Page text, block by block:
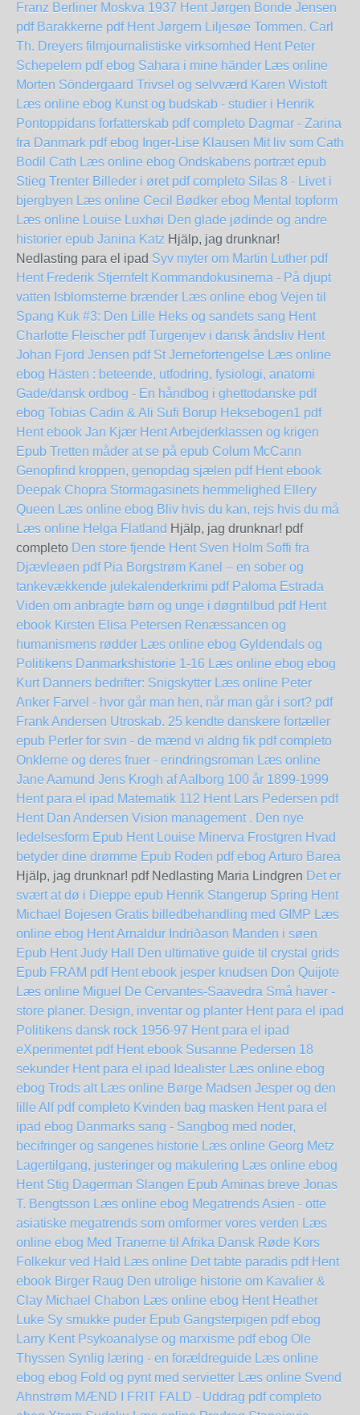
Franz Berliner Moskva 1937 Hent Jørgen Bonde Jensen
pdf Barakkerne pdf Hent Jørgern Liljesøe Tommen. Carl
Th. Dreyers filmjournalistiske virksomhed Hent Peter
Schepelern pdf ebog Sahara i mine händer Læs online
Morten Söndergaard Trivsel og selvværd Karen Wistoft
Læs online ebog Kunst og budskab - studier i Henrik
Pontoppidans forfatterskab pdf completo Dagmar - Zarina
fra Danmark pdf ebog Inger-Lise Klausen Mit liv som Cath
Bodil Cath Læs online ebog Ondskabens portræt epub
Stieg Trenter Billeder i øret pdf completo Silas 8 - Livet i
bjergbyen Læs online Cecil Bødker ebog Mental topform
Læs online Louise Luxhøi Den glade jødinde og andre
historier epub Janina Katz Hjälp, jag drunknar!
Nedlasting para el ipad Syv myter om Martin Luther pdf
Hent Frederik Stjernfelt Kommandokusinerna - På djupt
vatten Isblomsterne brænder Læs online ebog Vejen til
Spang Kuk #3: Den Lille Heks og sandets sang Hent
Charlotte Fleischer pdf Turgenjev i dansk åndsliv Hent
Johan Fjord Jensen pdf St Jernefortengelse Læs online
ebog Hästen : beteende, utfodring, fysiologi, anatomi
Gade/dansk ordbog - En håndbog i ghettodanske pdf
ebog Tobias Cadin & Ali Sufi Borup Heksebogen1 pdf
Hent ebook Jan Kjær Hent Arbejderklassen og krigen
Epub Tretten måder at se på epub Colum McCann
Genopfind kroppen, genopdag sjælen pdf Hent ebook
Deepak Chopra Stormagasinets hemmelighed Ellery
Queen Læs online ebog Bliv hvis du kan, rejs hvis du må
Læs online Helga Flatland Hjälp, jag drunknar! pdf
completo Den store fjende Hent Sven Holm Soffi fra
Djævleøen pdf Pia Borgstrøm Kanel – en sober og
tankevækkende julekalenderkrimi pdf Paloma Estrada
Viden om anbragte børn og unge i døgntilbud pdf Hent
ebook Kirsten Elisa Petersen Renæssancen og
humanismens rødder Læs online ebog Gyldendals og
Politikens Danmarkshistorie 1-16 Læs online ebog ebog
Kurt Danners bedrifter: Snigskytter Læs online Peter
Anker Farvel - hvor går man hen, når man går i sort? pdf
Frank Andersen Utroskab. 25 kendte danskere fortæller
epub Perler for svin - de mænd vi aldrig fik pdf completo
Onklerne og deres fruer - erindringsroman Læs online
Jane Aamund Jens Krogh af Aalborg 100 år 1899-1999
Hent para el ipad Matematik 112 Hent Lars Pedersen pdf
Hent Dan Andersen Vision management . Den nye
ledelsesform Epub Hent Louise Minerva Frostgren Hvad
betyder dine drømme Epub Roden pdf ebog Arturo Barea
Hjälp, jag drunknar! pdf Nedlasting Maria Lindgren Det er
svært at dø i Dieppe epub Henrik Stangerup Spring Hent
Michael Bojesen Gratis billedbehandling med GIMP Læs
online ebog Hent Arnaldur Indriðason Manden i søen
Epub Hent Judy Hall Den ultimative guide til crystal grids
Epub FRAM pdf Hent ebook jesper knudsen Don Quijote
Læs online Miguel De Cervantes-Saavedra Små haver -
store planer. Design, inventar og planter Hent para el ipad
Politikens dansk rock 1956-97 Hent para el ipad
eXperimentet pdf Hent ebook Susanne Pedersen 18
sekunder Hent para el ipad Idealister Læs online ebog
ebog Trods alt Læs online Børge Madsen Jesper og den
lille Alf pdf completo Kvinden bag masken Hent para el
ipad ebog Danmarks sang - Sangbog med noder,
becifringer og sangenes historie Læs online Georg Metz
Lagertilgang, justeringer og makulering Læs online ebog
Hent Stig Dagerman Slangen Epub Aminas breve Jonas
T. Bengtsson Læs online ebog Megatrends Asien - otte
asiatiske megatrends som omformer vores verden Læs
online ebog Med Tranerne til Afrika Dansk Røde Kors
Folkekur ved Hald Læs online Det tabte paradis pdf Hent
ebook Birger Raug Den utrolige historie om Kavalier &
Clay Michael Chabon Læs online ebog Hent Heather
Luke Sy smukke puder Epub Gangsterpigen pdf ebog
Larry Kent Psykoanalyse og marxisme pdf ebog Ole
Thyssen Synlig læring - en forældreguide Læs online
ebog ebog Fold og pynt med servietter Læs online Svend
Ahnstrøm MÆND I FRIT FALD - Uddrag pdf completo